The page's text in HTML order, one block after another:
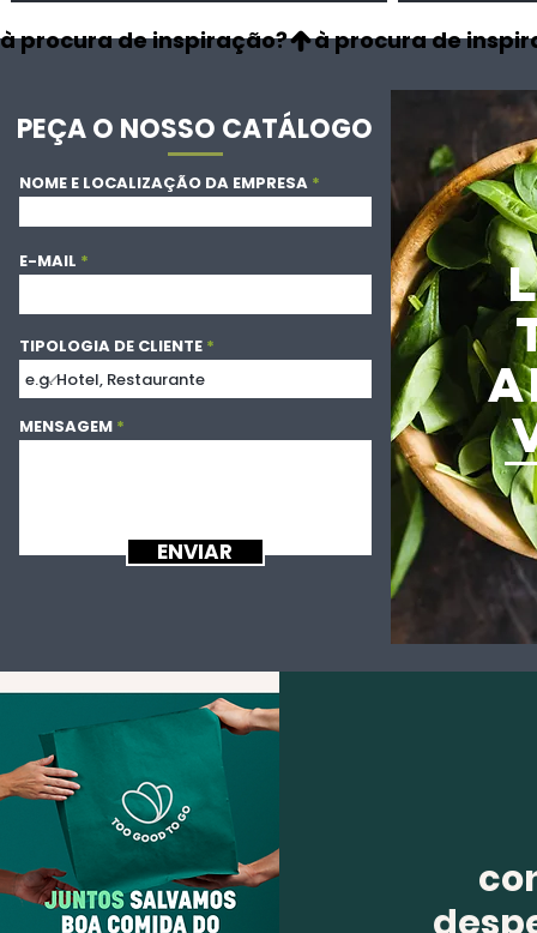
à procura de inspiração?
PEÇA O NOSSO CATÁLOGO
NOME E LOCALIZAÇÃO DA EMPRESA
E-MAIL
TIPOLOGIA DE CLIENTE
MENSAGEM
ENVIAR